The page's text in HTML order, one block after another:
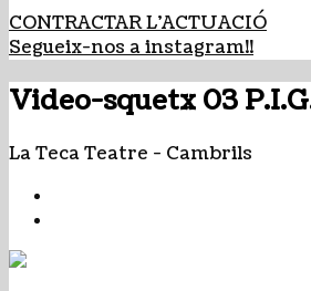
CONTRACTAR L'ACTUACIÓ
Segueix-nos a instagram!!
Video-squetx 03
La Teca Teatre - Cambrils